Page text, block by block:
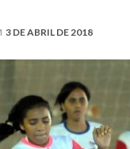
3 DE ABRIL DE 2018